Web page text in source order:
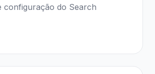
configuração do Search